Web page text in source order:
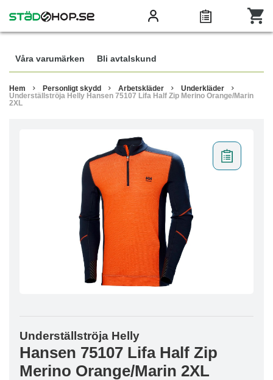
Våra varumärken Bli avtalskund
Hem Personligt skydd Arbetskläder
Underkläder
Underställströja Helly Hansen 75107 Lifa Half Zip Merino Orange/Marin
2XL
Underställströja Helly
Hansen 75107 Lifa Half Zip
Merino Orange/Marin 2XL